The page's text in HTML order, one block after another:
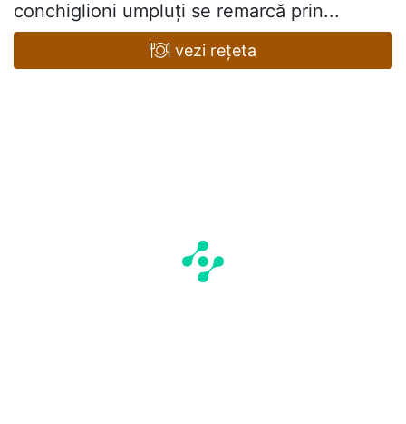
conchiglioni umpluți se remarcă prin...
vezi rețeta